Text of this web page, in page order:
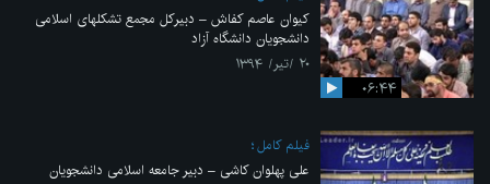
۰۶:۴۴
کیوان عاصم کفاش – دبیرکل مجمع تشکلهای اسلامی
دانشجویان دانشگاه آزاد
۲۰ /تیر/ ۱۳۹۴
فیلم کامل
علی پهلوان کاشی – دبیر جامعه اسلامی دانشجویان